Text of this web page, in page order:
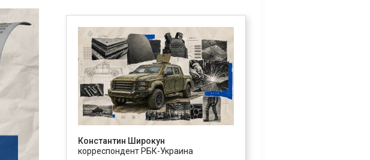
Константин Широкун
корреспондент РБК-Украина